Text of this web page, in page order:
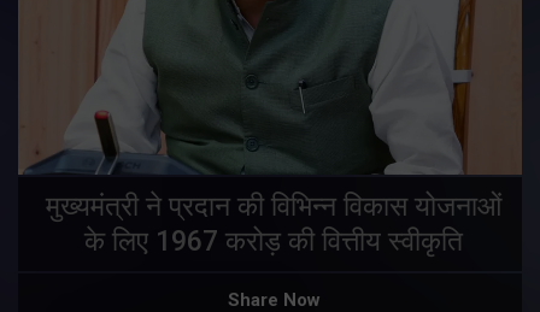
मुख्यमंत्री ने प्रदान की विभिन्न विकास योजनाओं
के लिए 1967 करोड़ की वित्तीय स्वीकृति
Share Now